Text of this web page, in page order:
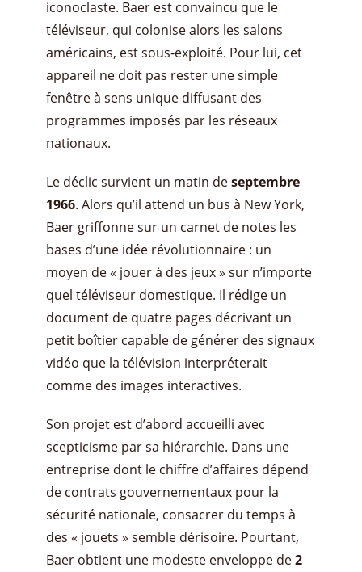
iconoclaste. Baer est convaincu que le
téléviseur, qui colonise alors les salons
américains, est sous-exploité. Pour lui, cet
appareil ne doit pas rester une simple
fenêtre à sens unique diffusant des
programmes imposés par les réseaux
nationaux.
Le déclic survient un matin deseptembre
1966. Alors qu’il attend un bus à New York,
Baer griffonne sur un carnet de notes les
bases d’une idée révolutionnaire : un
moyen de « jouer à des jeux » sur n’importe
quel téléviseur domestique. Il rédige un
document de quatre pages décrivant un
petit boîtier capable de générer des signaux
vidéo que la télévision interpréterait
comme des images interactives.
Son projet est d’abord accueilli avec
scepticisme par sa hiérarchie. Dans une
entreprise dont le chiffre d’affaires dépend
de contrats gouvernementaux pour la
sécurité nationale, consacrer du temps à
des « jouets » semble dérisoire. Pourtant,
Baer obtient une modeste enveloppe de2